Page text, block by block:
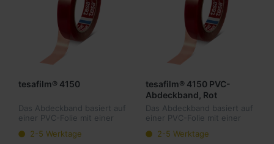
tesafilm® 4150
Das Abdeckband basiert auf
einer PVC-Folie mit einer
Acrylatklebmasse. Eignet
2-5 Werktage
tesafilm® 4150 PVC-
Abdeckband, Rot
Das Abdeckband basiert auf
einer PVC-Folie mit einer
Acrylatklebmasse. Eignet
2-5 Werktage